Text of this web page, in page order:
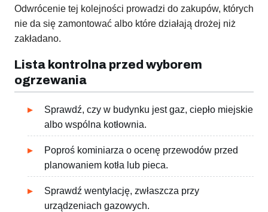
Odwrócenie tej kolejności prowadzi do zakupów, których
nie da się zamontować albo które działają drożej niż
zakładano.
Lista kontrolna przed wyborem
ogrzewania
Sprawdź, czy w budynku jest gaz, ciepło miejskie
albo wspólna kotłownia.
Poproś kominiarza o ocenę przewodów przed
planowaniem kotła lub pieca.
Sprawdź wentylację, zwłaszcza przy
urządzeniach gazowych.